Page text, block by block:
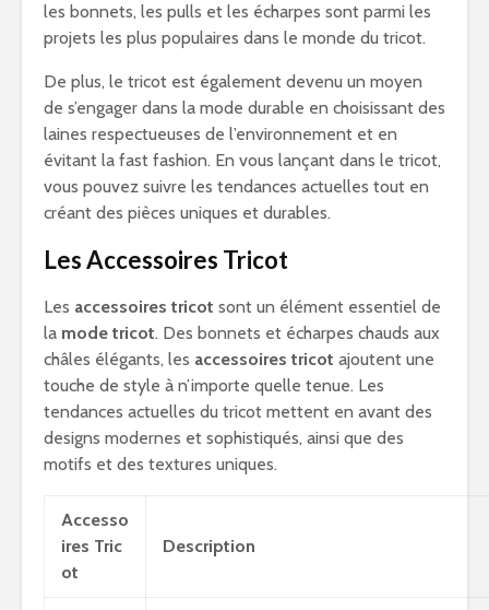
les bonnets, les pulls et les écharpes sont parmi les
projets les plus populaires dans le monde du tricot.
De plus, le tricot est également devenu un moyen
de s’engager dans la mode durable en choisissant des
laines respectueuses de l’environnement et en
évitant la fast fashion. En vous lançant dans le tricot,
vous pouvez suivre les tendances actuelles tout en
créant des pièces uniques et durables.
Les Accessoires Tricot
Les accessoires tricot sont un élément essentiel de
la mode tricot. Des bonnets et écharpes chauds aux
châles élégants, les accessoires tricot ajoutent une
touche de style à n’importe quelle tenue. Les
tendances actuelles du tricot mettent en avant des
designs modernes et sophistiqués, ainsi que des
motifs et des textures uniques.
Accesso
ires Tric
ot
Description